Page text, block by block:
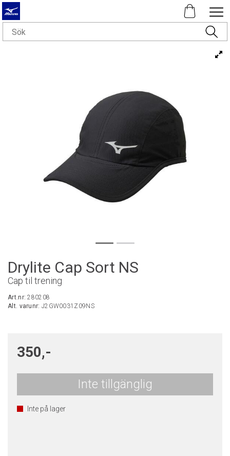
Drylite Cap Sort NS
Cap til trening
Art.nr:280208
Alt. varunr: J2GW0031Z09NS
350,-
Inte tillgänglig
Inte på lager